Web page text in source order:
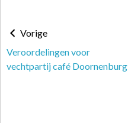
Vorige
Veroordelingen voor
vechtpartij café Doornenburg